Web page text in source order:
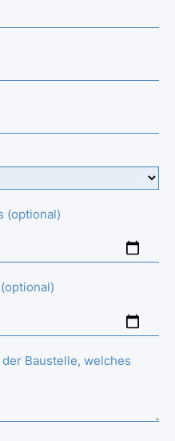
(optional)
Baustelle, welches